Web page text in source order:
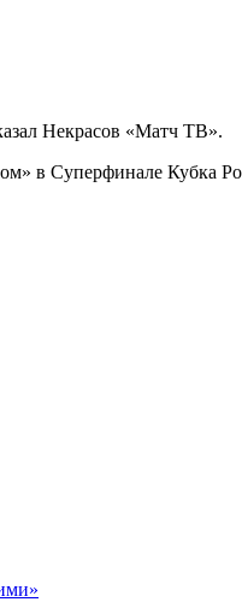
Некрасов «Матч ТВ».
в Суперфинале Кубка